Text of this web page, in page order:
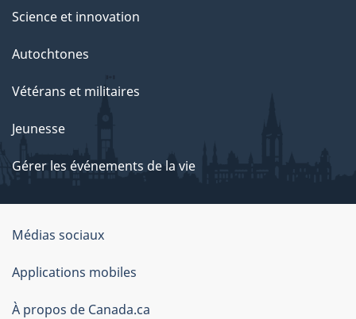
Science et innovation
Autochtones
Vétérans et militaires
Jeunesse
Gérer les événements de la vie
Organisation
du
gouvernement
du
Médias sociaux
Applications mobiles
À propos de Canada.ca